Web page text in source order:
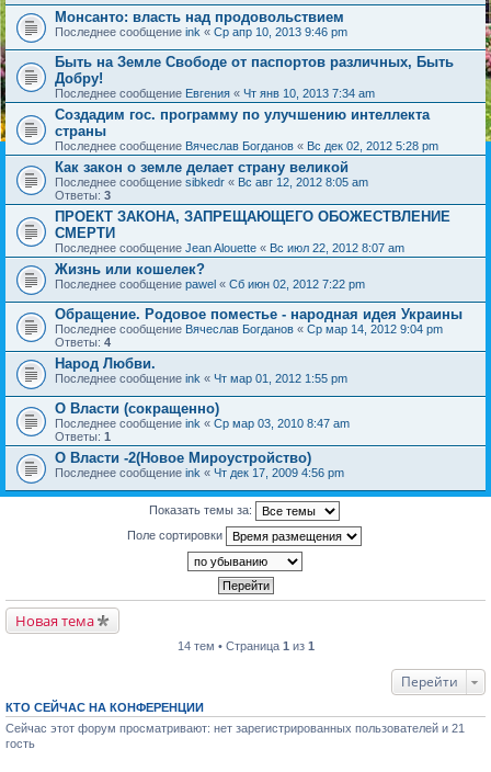
Монсанто: власть над продовольствием
Последнее сообщение ink « Ср апр 10, 2013 9:46 pm
Быть на Земле Свободе от паспортов различных, Быть
Добру!
Последнее сообщение Евгения « Чт янв 10, 2013 7:34 am
Создадим гос. программу по улучшению интеллекта
страны
Последнее сообщение Вячеслав Богданов « Вс дек 02, 2012 5:28 pm
Как закон о земле делает страну великой
Последнее сообщение sibkedr « Вс авг 12, 2012 8:05 am
Ответы: 3
ПРОЕКТ ЗАКОНА, ЗАПРЕЩАЮЩЕГО ОБОЖЕСТВЛЕНИЕ
СМЕРТИ
Последнее сообщение Jean Alouette « Вс июл 22, 2012 8:07 am
Жизнь или кошелек?
Последнее сообщение pawel « Сб июн 02, 2012 7:22 pm
Обращение. Родовое поместье - народная идея Украины
Последнее сообщение Вячеслав Богданов « Ср мар 14, 2012 9:04 pm
Ответы: 4
Народ Любви.
Последнее сообщение ink « Чт мар 01, 2012 1:55 pm
О Власти (сокращенно)
Последнее сообщение ink « Ср мар 03, 2010 8:47 am
Ответы: 1
О Власти -2(Новое Мироустройство)
Последнее сообщение ink « Чт дек 17, 2009 4:56 pm
Показать темы за:
Поле сортировки
Новая тема
14 тем • Страница 1 из 1
Перейти
КТО СЕЙЧАС НА КОНФЕРЕНЦИИ
Сейчас этот форум просматривают: нет зарегистрированных пользователей и 21
гость